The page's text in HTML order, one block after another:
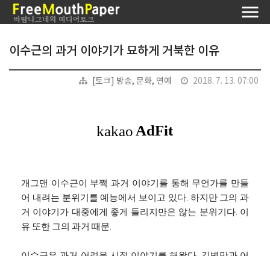
이수근의 과거 이야기가 묘하게 거북한 이유
[토크] 방송, 문화, 연예 2018. 7. 13. 07:00
개그맨 이수근이 부쩍 과거 이야기를 통해 무언가를 만들
어 내려는 분위기를 예능에서 보이고 있다. 하지만 그의 과
거 이야기가 대중에게 좋게 들리지만은 않는 분위기다. 이
유 또한 그의 과거 때문.